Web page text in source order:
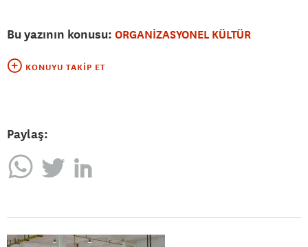
Bu yazının konusu: ORGANİZASYONEL KÜLTÜR
KONUYU TAKIP ET
Paylaş: